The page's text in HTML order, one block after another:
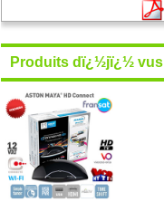
Produits dï¿½jï¿½ vus